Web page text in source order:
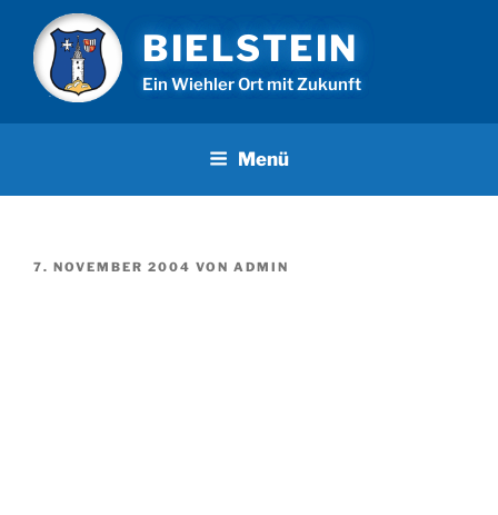
Inhalt
springen
BIELSTEIN
Ein Wiehler Ort mit Zukunft
Menü
VERÖFFENTLICHT
7. NOVEMBER 2004 VON ADMIN